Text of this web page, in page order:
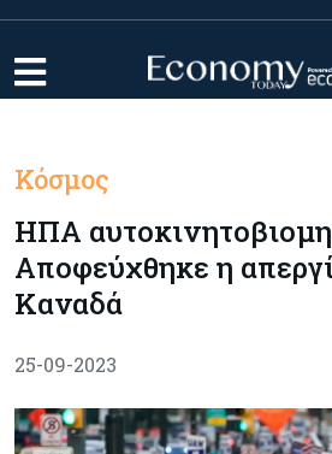
Κόσμος
ΗΠΑ
Αποφεύχθηκε η
Καναδά
25-09-2023